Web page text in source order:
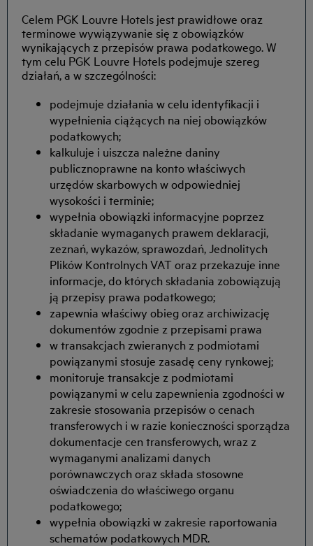
Celem PGK Louvre Hotels jest prawidłowe oraz
terminowe wywiązywanie się z obowiązków
wynikających z przepisów prawa podatkowego. W
tym celu PGK Louvre Hotels podejmuje szereg
działań, a w szczególności:
podejmuje działania w celu identyfikacji i
wypełnienia ciążących na niej obowiązków
podatkowych;
kalkuluje i uiszcza należne daniny
publicznoprawne na konto właściwych
urzędów skarbowych w odpowiedniej
wysokości i terminie;
wypełnia obowiązki informacyjne poprzez
składanie wymaganych prawem deklaracji,
zeznań, wykazów, sprawozdań, Jednolitych
Plików Kontrolnych VAT oraz przekazuje inne
informacje, do których składania zobowiązują
ją przepisy prawa podatkowego;
zapewnia właściwy obieg oraz archiwizację
dokumentów zgodnie z przepisami prawa
w transakcjach zwieranych z podmiotami
powiązanymi stosuje zasadę ceny rynkowej;
monitoruje transakcje z podmiotami
powiązanymi w celu zapewnienia zgodności w
zakresie stosowania przepisów o cenach
transferowych i w razie konieczności sporządza
dokumentacje cen transferowych, wraz z
wymaganymi analizami danych
porównawczych oraz składa stosowne
oświadczenia do właściwego organu
podatkowego;
wypełnia obowiązki w zakresie raportowania
schematów podatkowych MDR.